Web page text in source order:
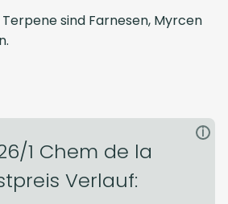
sind Farnesen, Myrcen
1 Chem de la
Verlauf:
i